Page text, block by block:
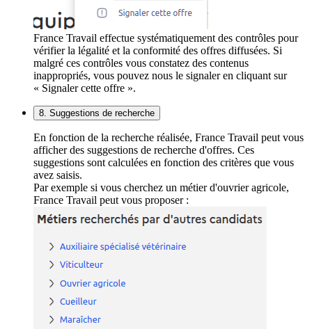
France Travail effectue systématiquement des contrôles pour
vérifier la légalité et la conformité des offres diffusées. Si
malgré ces contrôles vous constatez des contenus
inappropriés, vous pouvez nous le signaler en cliquant sur
« Signaler cette offre ».
8. Suggestions de recherche
En fonction de la recherche réalisée, France Travail peut vous
afficher des suggestions de recherche d'offres. Ces
suggestions sont calculées en fonction des critères que vous
avez saisis.
Par exemple si vous cherchez un métier d'ouvrier agricole,
France Travail peut vous proposer :